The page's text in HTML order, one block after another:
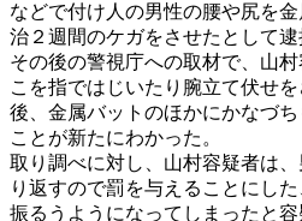
などで付け人の男性の腰や尻を
治２週間のケガをさせたとして逮
その後の警視庁への取材で、山
こを指ではじいたり腕立て伏せ
後、金属バットのほかにかなづ
ことが新たにわかった。
取り調べに対し、山村容疑者は
り返すので罰を与えることにし
振るうようになってしまったと